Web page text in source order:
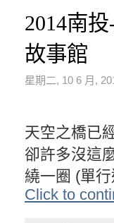
2014南
故事館
星期二, 10 6 月,
天空之橋已
卻許多沒這
繞一圈 (單行
Click to